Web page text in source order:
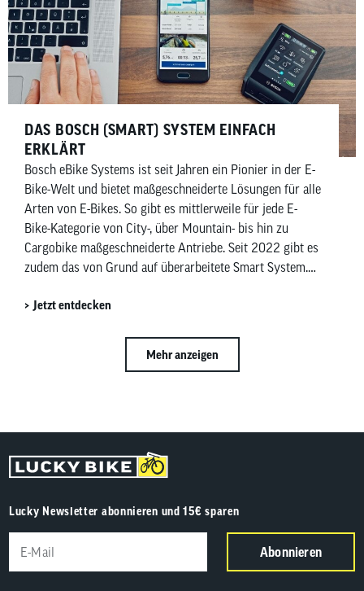
DAS BOSCH (SMART) SYSTEM EINFACH
ERKLÄRT
Bosch eBike Systems ist seit Jahren ein Pionier in der E-
Bike-Welt und bietet maßgeschneiderte Lösungen für alle
Arten von E-Bikes. So gibt es mittlerweile für jede E-
Bike-Kategorie von City-, über Mountain- bis hin zu
Cargobike maßgeschneiderte Antriebe. Seit 2022 gibt es
zudem das von Grund auf überarbeitete Smart System.
Bike-Systemen kann herausfordernd sein. In diesem
Jetzt entdecken
Mehr anzeigen
Lucky Newsletter abonnieren und 15€ sparen
Abonnieren